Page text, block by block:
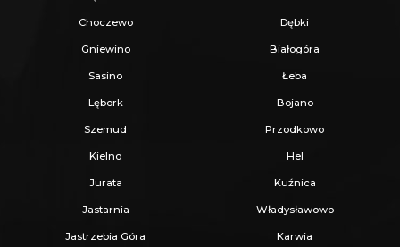
Choczewo Dębki
Gniewino Białogóra
Sasino Łeba
Lębork Bojano
Szemud Przodkowo
Kielno Hel
Jurata Kuźnica
Jastarnia Władysławowo
Jastrzebia Góra Karwia